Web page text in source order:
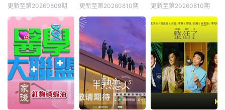
更新至第20260809期 更新至第20260810期 更新至第20260810期